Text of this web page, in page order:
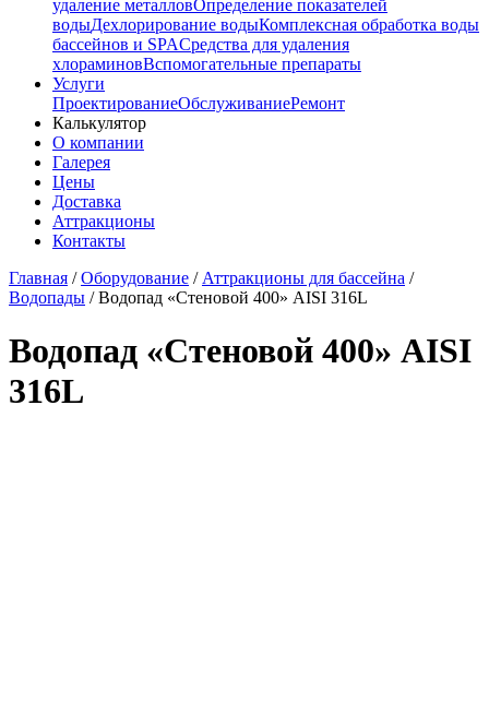
удаление металловОпределение показателей
водыДехлорирование водыКомплексная обработка воды
бассейнов и SPAСредства для удаления
хлораминовВспомогательные препараты
Услуги
ПроектированиеОбслуживаниеРемонт
Калькулятор
О компании
Галерея
Цены
Доставка
Аттракционы
Контакты
Главная /Оборудование / Аттракционы для бассейна /
Водопады /Водопад «Стеновой 400» AISI 316L
Водопад «Стеновой 400» AISI
316L